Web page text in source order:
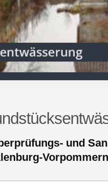
und
Vorpommern